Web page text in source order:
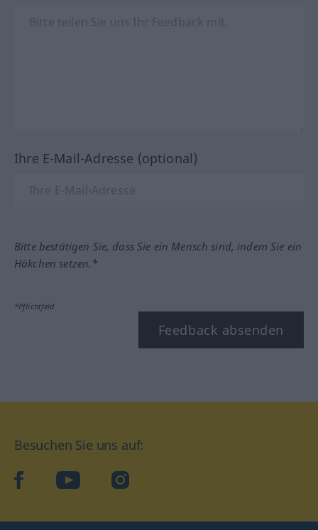
Ihre E-Mail-Adresse (optional)
Bitte bestätigen Sie, dass Sie ein Mensch sind, indem Sie ein
Häkchen setzen.*
*Pflichtfeld
Feedback absenden
Besuchen Sie uns auf:
facebookYouTube Instagram